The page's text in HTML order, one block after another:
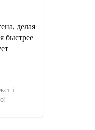
делая
быстрее
і